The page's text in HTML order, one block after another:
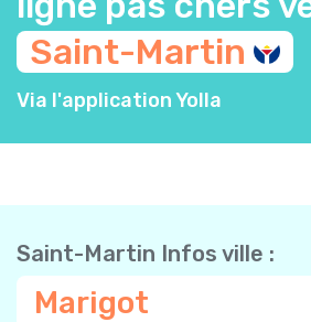
Saint-Martin
Via l'application Yolla
Saint-Martin Infos ville :
Marigot